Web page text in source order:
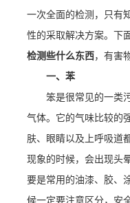
一次全面的检测，只有
性的采取解决方案。下
检测些什么东西，有害
一、苯
笨是很常见的一类
气体。它的气味比较的
肤、眼睛以及上呼吸道
现象的时候，会出现头
要是常用的油漆、胶、
候一定要注意区分，安